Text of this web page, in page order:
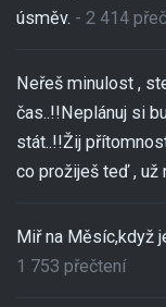
úsměv. - 2 414
Neřeš minulost ,
čas..!!Neplánuj si
stát..!!Žij
co prožiješ teď , už
Miř na Měsíc,když
1 753 přečtení